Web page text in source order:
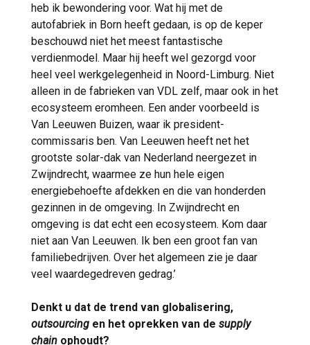
heb ik bewondering voor. Wat hij met de
autofabriek in Born heeft gedaan, is op de keper
beschouwd niet het meest fantastische
verdienmodel. Maar hij heeft wel gezorgd voor
heel veel werkgelegenheid in Noord-Limburg. Niet
alleen in de fabrieken van VDL zelf, maar ook in het
ecosysteem eromheen. Een ander voorbeeld is
Van Leeuwen Buizen, waar ik president-
commissaris ben. Van Leeuwen heeft net het
grootste solar-dak van Nederland neergezet in
Zwijndrecht, waarmee ze hun hele eigen
energiebehoefte afdekken en die van honderden
gezinnen in de omgeving. In Zwijndrecht en
omgeving is dat echt een ecosysteem. Kom daar
niet aan Van Leeuwen. Ik ben een groot fan van
familiebedrijven. Over het algemeen zie je daar
veel waardegedreven gedrag.’
Denkt u dat de trend van globalisering,
outsourcing en het oprekken van de supply
chain ophoudt?